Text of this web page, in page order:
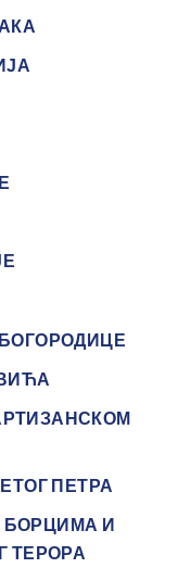
ПЕТРА
И
ТЕРОРА